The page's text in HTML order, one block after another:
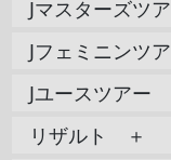
Jマスターズツ
Jフェミニンツ
Jユースツアー
リザルト ＋